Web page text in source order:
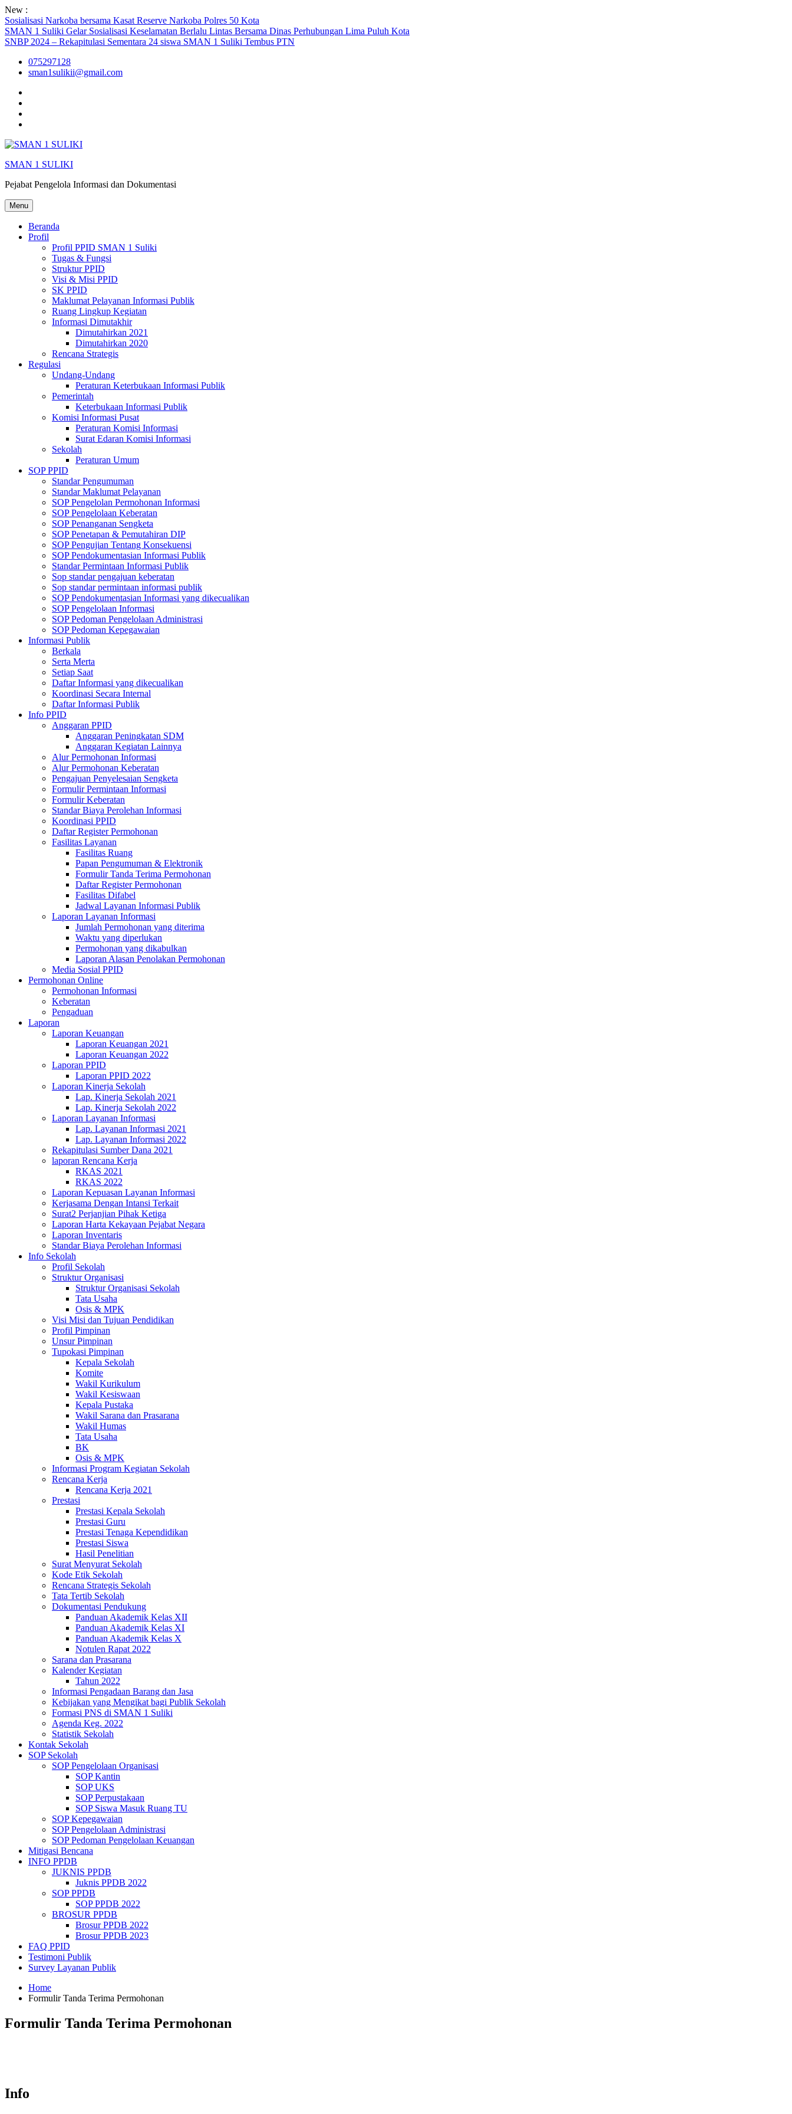
Skip
to
content
New :
Sosialisasi Narkoba bersama Kasat Reserve Narkoba Polres 50 Kota
SMAN 1 Suliki Gelar Sosialisasi Keselamatan Berlalu Lintas Bersama Dinas Perhubungan Lima Puluh Kota
SNBP 2024 – Rekapitulasi Sementara 24 siswa SMAN 1 Suliki Tembus PTN
075297128
sman1sulikii@gmail.com
SMAN 1 SULIKI
Pejabat Pengelola Informasi dan Dokumentasi
Menu
Beranda
Profil
Profil PPID SMAN 1 Suliki
Tugas & Fungsi
Struktur PPID
Visi & Misi PPID
SK PPID
Maklumat Pelayanan Informasi Publik
Ruang Lingkup Kegiatan
Informasi Dimutakhir
Dimutahirkan 2021
Dimutahirkan 2020
Rencana Strategis
Regulasi
Undang-Undang
Peraturan Keterbukaan Informasi Publik
Pemerintah
Keterbukaan Informasi Publik
Komisi Informasi Pusat
Peraturan Komisi Informasi
Surat Edaran Komisi Informasi
Sekolah
Peraturan Umum
SOP PPID
Standar Pengumuman
Standar Maklumat Pelayanan
SOP Pengelolan Permohonan Informasi
SOP Pengelolaan Keberatan
SOP Penanganan Sengketa
SOP Penetapan & Pemutahiran DIP
SOP Pengujian Tentang Konsekuensi
SOP Pendokumentasian Informasi Publik
Standar Permintaan Informasi Publik
Sop standar pengajuan keberatan
Sop standar permintaan informasi publik
SOP Pendokumentasian Informasi yang dikecualikan
SOP Pengelolaan Informasi
SOP Pedoman Pengelolaan Administrasi
SOP Pedoman Kepegawaian
Informasi Publik
Berkala
Serta Merta
Setiap Saat
Daftar Informasi yang dikecualikan
Koordinasi Secara Internal
Daftar Informasi Publik
Info PPID
Anggaran PPID
Anggaran Peningkatan SDM
Anggaran Kegiatan Lainnya
Alur Permohonan Informasi
Alur Permohonan Keberatan
Pengajuan Penyelesaian Sengketa
Formulir Permintaan Informasi
Formulir Keberatan
Standar Biaya Perolehan Informasi
Koordinasi PPID
Daftar Register Permohonan
Fasilitas Layanan
Fasilitas Ruang
Papan Pengumuman & Elektronik
Formulir Tanda Terima Permohonan
Daftar Register Permohonan
Fasilitas Difabel
Jadwal Layanan Informasi Publik
Laporan Layanan Informasi
Jumlah Permohonan yang diterima
Waktu yang diperlukan
Permohonan yang dikabulkan
Laporan Alasan Penolakan Permohonan
Media Sosial PPID
Permohonan Online
Permohonan Informasi
Keberatan
Pengaduan
Laporan
Laporan Keuangan
Laporan Keuangan 2021
Laporan Keuangan 2022
Laporan PPID
Laporan PPID 2022
Laporan Kinerja Sekolah
Lap. Kinerja Sekolah 2021
Lap. Kinerja Sekolah 2022
Laporan Layanan Informasi
Lap. Layanan Informasi 2021
Lap. Layanan Informasi 2022
Rekapitulasi Sumber Dana 2021
laporan Rencana Kerja
RKAS 2021
RKAS 2022
Laporan Kepuasan Layanan Informasi
Kerjasama Dengan Intansi Terkait
Surat2 Perjanjian Pihak Ketiga
Laporan Harta Kekayaan Pejabat Negara
Laporan Inventaris
Standar Biaya Perolehan Informasi
Info Sekolah
Profil Sekolah
Struktur Organisasi
Struktur Organisasi Sekolah
Tata Usaha
Osis & MPK
Visi Misi dan Tujuan Pendidikan
Profil Pimpinan
Unsur Pimpinan
Tupokasi Pimpinan
Kepala Sekolah
Komite
Wakil Kurikulum
Wakil Kesiswaan
Kepala Pustaka
Wakil Sarana dan Prasarana
Wakil Humas
Tata Usaha
BK
Osis & MPK
Informasi Program Kegiatan Sekolah
Rencana Kerja
Rencana Kerja 2021
Prestasi
Prestasi Kepala Sekolah
Prestasi Guru
Prestasi Tenaga Kependidikan
Prestasi Siswa
Hasil Penelitian
Surat Menyurat Sekolah
Kode Etik Sekolah
Rencana Strategis Sekolah
Tata Tertib Sekolah
Dokumentasi Pendukung
Panduan Akademik Kelas XII
Panduan Akademik Kelas XI
Panduan Akademik Kelas X
Notulen Rapat 2022
Sarana dan Prasarana
Kalender Kegiatan
Tahun 2022
Informasi Pengadaan Barang dan Jasa
Kebijakan yang Mengikat bagi Publik Sekolah
Formasi PNS di SMAN 1 Suliki
Agenda Keg. 2022
Statistik Sekolah
Kontak Sekolah
SOP Sekolah
SOP Pengelolaan Organisasi
SOP Kantin
SOP UKS
SOP Perpustakaan
SOP Siswa Masuk Ruang TU
SOP Kepegawaian
SOP Pengelolaan Administrasi
SOP Pedoman Pengelolaan Keuangan
Mitigasi Bencana
INFO PPDB
JUKNIS PPDB
Juknis PPDB 2022
SOP PPDB
SOP PPDB 2022
BROSUR PPDB
Brosur PPDB 2022
Brosur PPDB 2023
FAQ PPID
Testimoni Publik
Survey Layanan Publik
Home
Formulir Tanda Terima Permohonan
Formulir Tanda Terima Permohonan
Info